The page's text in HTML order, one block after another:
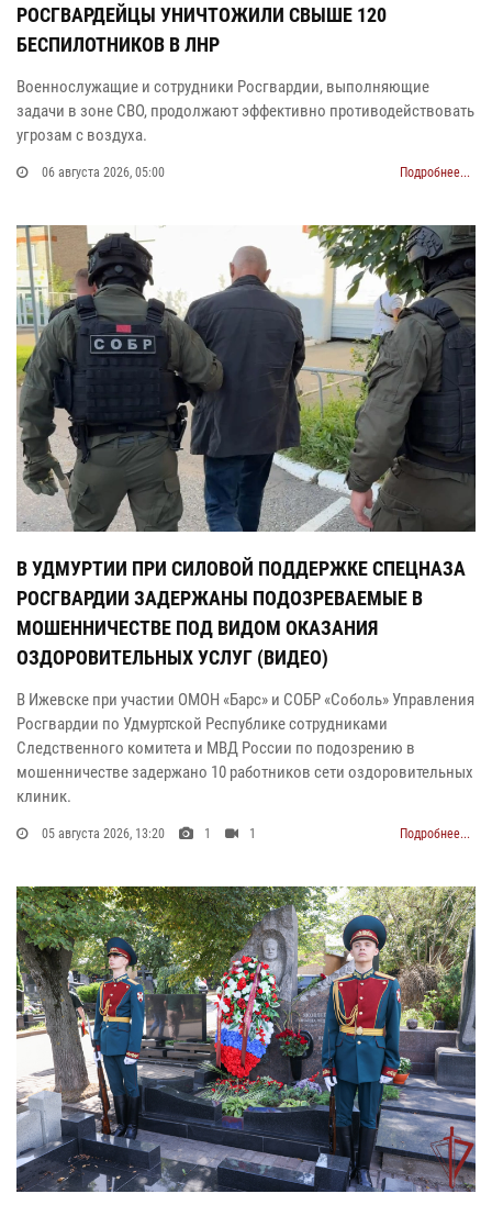
РОСГВАРДЕЙЦЫ УНИЧТОЖИЛИ СВЫШЕ 120
БЕСПИЛОТНИКОВ В ЛНР
Военнослужащие и сотрудники Росгвардии, выполняющие
задачи в зоне СВО, продолжают эффективно противодействовать
угрозам с воздуха.
06 августа 2026, 05:00 Подробнее...
В УДМУРТИИ ПРИ СИЛОВОЙ ПОДДЕРЖКЕ СПЕЦНАЗА
РОСГВАРДИИ ЗАДЕРЖАНЫ ПОДОЗРЕВАЕМЫЕ В
МОШЕННИЧЕСТВЕ ПОД ВИДОМ ОКАЗАНИЯ
ОЗДОРОВИТЕЛЬНЫХ УСЛУГ (ВИДЕО)
В Ижевске при участии ОМОН «Барс» и СОБР «Соболь» Управления
Росгвардии по Удмуртской Республике сотрудниками
Следственного комитета и МВД России по подозрению в
мошенничестве задержано 10 работников сети оздоровительных
клиник.
05 августа 2026, 13:20 1 1 Подробнее...